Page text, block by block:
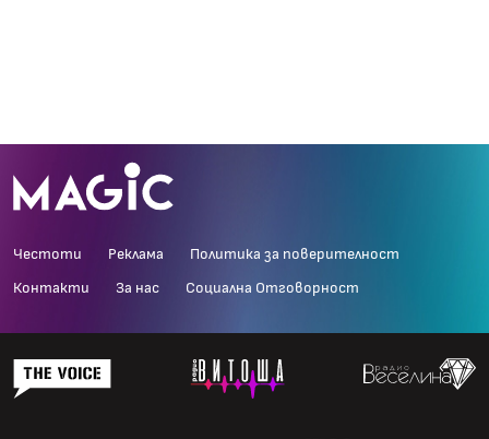
Честоти Реклама Политика за поверителност
Контакти За нас Социална Отговорност